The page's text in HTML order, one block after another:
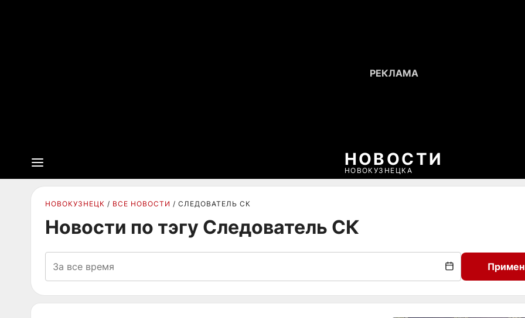
НОВОСТИ
НОВОКУЗНЕЦКА
НОВОКУЗНЕЦК ВСЕ НОВОСТИ СЛЕДОВАТЕЛЬ СК
Новости по тэгу Следователь СК